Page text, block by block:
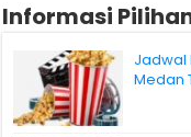
Informasi
Jadwal
Medan